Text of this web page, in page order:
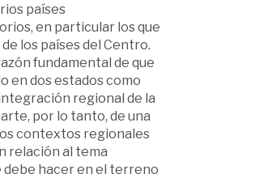
países
en particular los que
los países del Centro.
fundamental de que
en dos estados como
regional de la
por lo tanto, de una
contextos regionales
relación al tema
debe hacer en el terreno